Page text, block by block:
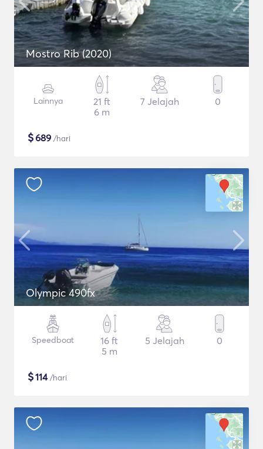
Mostro Rib (2020)
Lainnya
21 ft
6 m
7 Jelajah 0
$689 /hari
Olympic 490fx
Speedboat
16 ft
5 m
5 Jelajah 0
$114/hari